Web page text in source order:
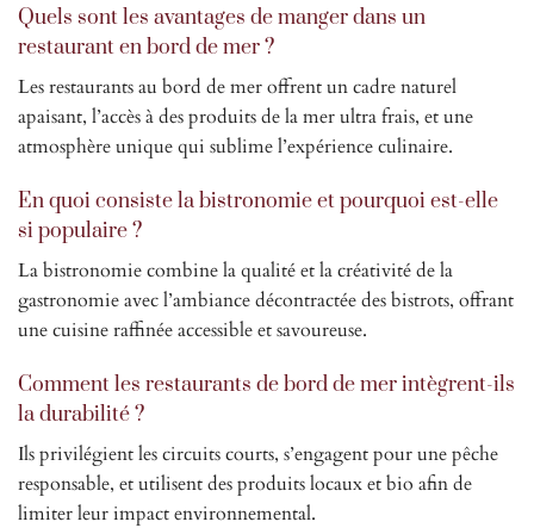
Quels sont les avantages de manger dans un
restaurant en bord de mer ?
Les restaurants au bord de mer offrent un cadre naturel
apaisant, l’accès à des produits de la mer ultra frais, et une
atmosphère unique qui sublime l’expérience culinaire.
En quoi consiste la bistronomie et pourquoi est-elle
si populaire ?
La bistronomie combine la qualité et la créativité de la
gastronomie avec l’ambiance décontractée des bistrots, offrant
une cuisine raffinée accessible et savoureuse.
Comment les restaurants de bord de mer intègrent-ils
la durabilité ?
Ils privilégient les circuits courts, s’engagent pour une pêche
responsable, et utilisent des produits locaux et bio afin de
limiter leur impact environnemental.